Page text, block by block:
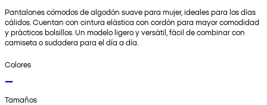
Pantalones cómodos de algodón suave para mujer, ideales para los días
cálidos. Cuentan con cintura elástica con cordón para mayor comodidad
y prácticos bolsillos. Un modelo ligero y versátil, fácil de combinar con
camiseta o sudadera para el día a día.
Colores
Tamaños